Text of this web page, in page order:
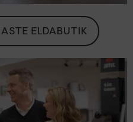
ELDABUTIK